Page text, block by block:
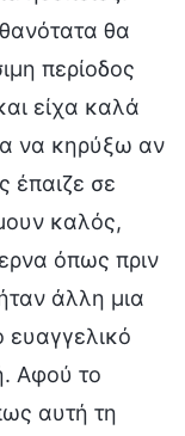
θα
περίοδος
είχα καλά
να κηρύξω αν
έπαιζε σε
καλός,
όπως πριν
άλλη μια
Αφού το
αυτή τη